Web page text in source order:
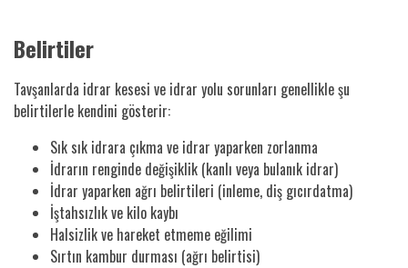
Belirtiler
Tavşanlarda idrar kesesi ve idrar yolu sorunları genellikle şu
belirtilerle kendini gösterir:
Sık sık idrara çıkma ve idrar yaparken zorlanma
İdrarın renginde değişiklik (kanlı veya bulanık idrar)
İdrar yaparken ağrı belirtileri (inleme, diş gıcırdatma)
İştahsızlık ve kilo kaybı
Halsizlik ve hareket etmeme eğilimi
Sırtın kambur durması (ağrı belirtisi)